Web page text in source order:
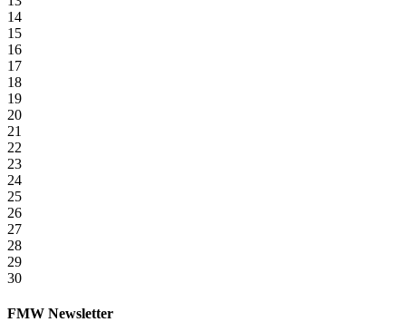
14
15
16
17
18
19
20
21
22
23
24
25
26
27
28
29
30
FMW Newsletter